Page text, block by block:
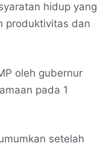
hidup yang
produktivitas dan
oleh gubernur
pada 1
setelah